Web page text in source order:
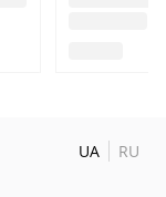
UA RU